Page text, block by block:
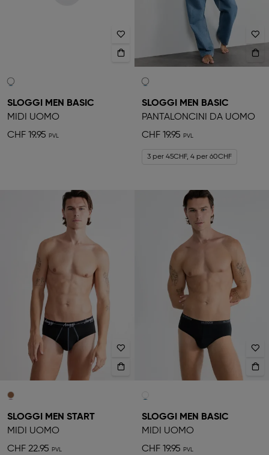
SLOGGI MEN BASIC
MIDI UOMO
CHF 19.95
SLOGGI MEN BASIC
PANTALONCINI DA UOMO
CHF 19.95
3 per 45CHF, 4 per 60CHF
SLOGGI MEN START
MIDI UOMO
CHF 22.95
SLOGGI MEN BASIC
MIDI UOMO
CHF 19.95